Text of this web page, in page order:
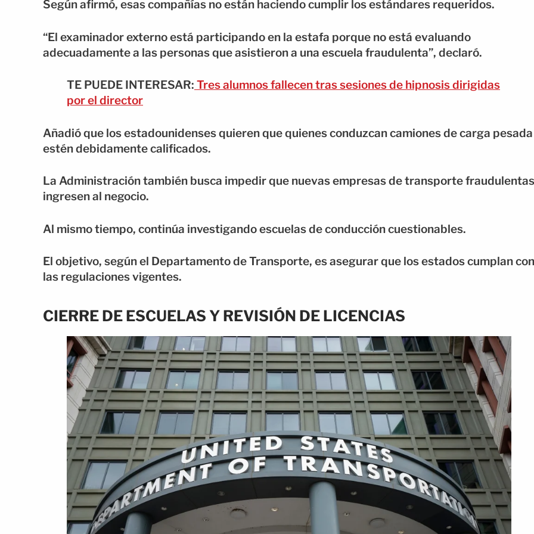
Según afirmó, esas compañías no están haciendo cumplir los estándares requeridos.
“El examinador externo está participando en la estafa porque no está evaluando
adecuadamente a las personas que asistieron a una escuela fraudulenta”, declaró.
TE PUEDE INTERESAR: Tres alumnos fallecen tras sesiones de hipnosis dirigidas
por el director
Añadió que los estadounidenses quieren que quienes conduzcan camiones de carga pesada
estén debidamente calificados.
La Administración también busca impedir que nuevas empresas de transporte fraudulentas
ingresen al negocio.
Al mismo tiempo, continúa investigando escuelas de conducción cuestionables.
El objetivo, según el Departamento de Transporte, es asegurar que los estados cumplan con
las regulaciones vigentes.
CIERRE DE ESCUELAS Y REVISIÓN DE LICENCIAS